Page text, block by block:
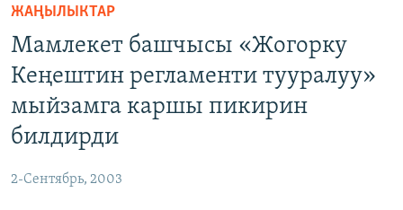
өтүңүз
Издөөгө
салыңыз
САЯСАТ
ДҮЙНӨ
УКРАИНА
АТАЙЫН ИЛИКТӨӨ
БҮГҮН АЗАТТЫКТА
ПОДКАСТ
ЖАҢЫЛЫКТАР
Мамлекет башчысы «Жогорку
Кеңештин регламенти тууралуу»
мыйзамга каршы пикирин
билдирди
2-Сентябрь, 2003